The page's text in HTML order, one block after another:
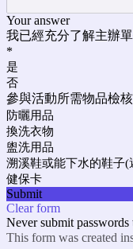
Your answer
我已經充分了解主辦
*
是
否
參與活動所需物品檢
防曬用品
換洗衣物
盥洗用品
溯溪鞋或能下水的鞋子(
健保卡
Submit
Clear form
Never submit
This form was created